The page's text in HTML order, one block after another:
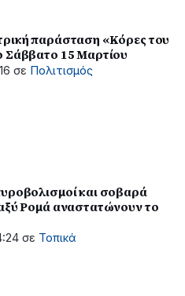
παράσταση «Κόρες του
Σάββατο 15 Μαρτίου
σε Πολιτισμός
και σοβαρά
Ρομά αναστατώνουν το
σε Τοπικά